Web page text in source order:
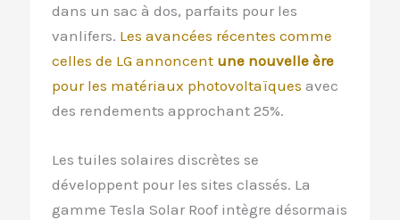
dans un sac à dos, parfaits pour les
vanlifers. Les avancées récentes comme
celles de LG annoncent une nouvelle ère
pour les matériaux photovoltaïques avec
des rendements approchant 25%.
Les tuiles solaires discrètes se
développent pour les sites classés. La
gamme Tesla Solar Roof intègre désormais